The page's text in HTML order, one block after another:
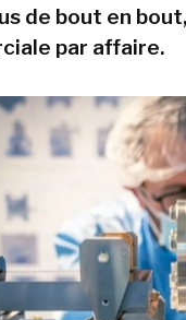
de bout en
par affaire.